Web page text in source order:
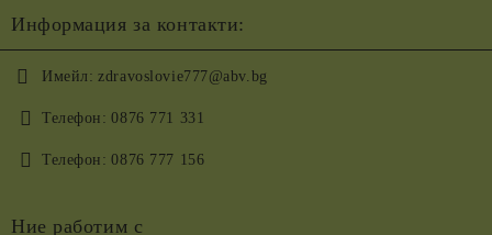
Информация за контакти:
Имейл: zdravoslovie777@abv.bg
Телефон: 0876 771 331
Телефон: 0876 777 156
Ние работим с